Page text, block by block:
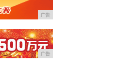
广告
广告